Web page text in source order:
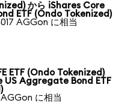
から iShares Core
ETF (Ondo Tokenized)
AGGon に相当
ETF (Ondo Tokenized)
US Aggregate Bond ETF
AGGon に相当